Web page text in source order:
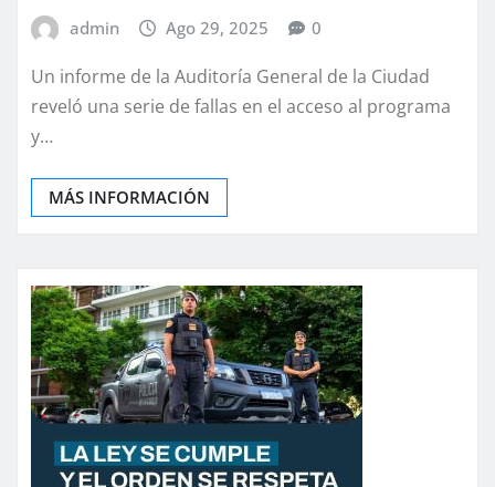
admin Ago 29, 2025 0
Un informe de la Auditoría General de la Ciudad
reveló una serie de fallas en el acceso al programa
y…
MÁS INFORMACIÓN